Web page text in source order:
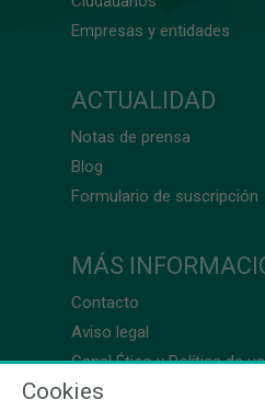
Empresas y entidades
ACTUALIDAD
Notas de prensa
Blog
Formulario de suscripción
MÁS
Contacto
Aviso legal
Canal Ético y Política de
Cookies